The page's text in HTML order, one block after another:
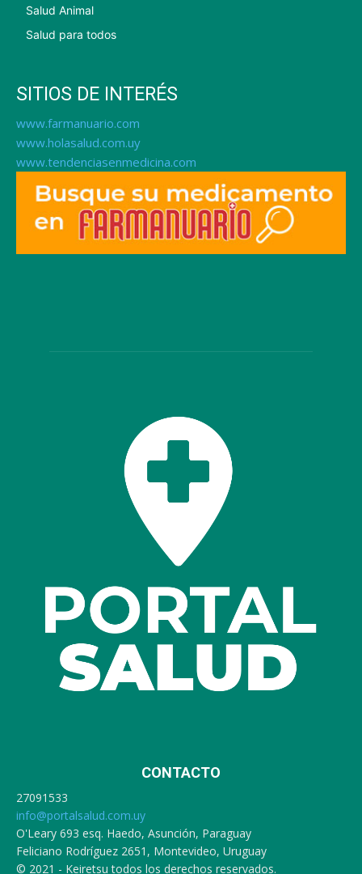
Salud Animal
Salud para todos
SITIOS DE INTERÉS
www.farmanuario.com
www.holasalud.com.uy
www.tendenciasenmedicina.com
CONTACTO
27091533
info@portalsalud.com.uy
O'Leary 693 esq. Haedo, Asunción, Paraguay
Feliciano Rodríguez 2651, Montevideo, Uruguay
© 2021 - Keiretsu todos los derechos reservados.